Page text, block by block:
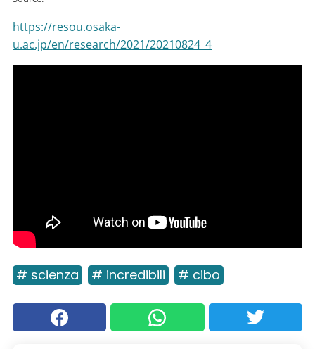
https://resou.osaka-
u.ac.jp/en/research/2021/20210824_4
# scienza # incredibili # cibo